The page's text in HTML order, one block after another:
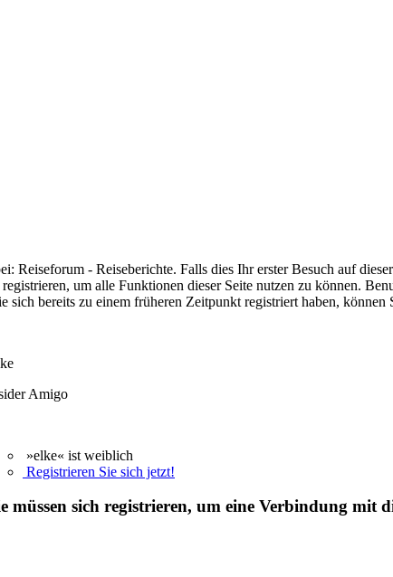
Reiseforum - Reiseberichte. Falls dies Ihr erster Besuch auf
um alle Funktionen dieser Seite nutzen zu können.
sich bereits zu einem früheren Zeitpunkt registriert haben, können
Amigo
»elke« ist weiblich
Registrieren Sie sich jetzt!
müssen sich registrieren, um eine Verbindung mit